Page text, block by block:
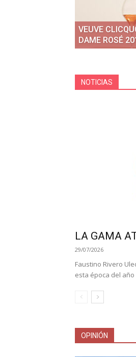
VEUVE
DAME ROSÉ
NOTICIAS
LA GAMA
29/07/2026
Faustino Rivero
esta época del
OPINIÓN